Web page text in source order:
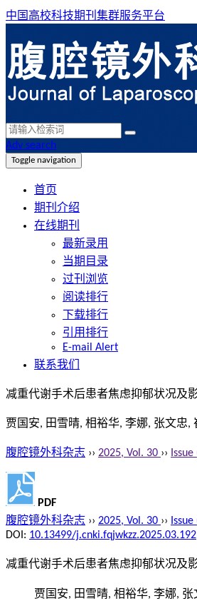
中国高校科技期刊集群服务平台
Adv search
Toggle navigation
首页
期刊介绍
在线期刊
最新录用
当期目录
过刊浏览
阅读排行
下载排行
引用排行
E-mail Alert
联系我们
减重代谢手术后患者焦虑抑郁状况及
贾国安, 田雪晴, 相裕华, 李娜, 张文忠,
腹腔镜外科杂志 ›› 2025, Vol. 30 ››
PDF
腹腔镜外科杂志 ›› 2025, Vol. 30 ››
DOI: 10.13499/j.cnki.fqjwkzz.2025.03.192
减重代谢手术后患者焦虑抑郁状况及
贾国安, 田雪晴, 相裕华, 李娜, 张